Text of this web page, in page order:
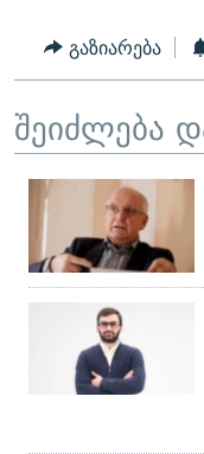
გაზიარება
შეიძლება